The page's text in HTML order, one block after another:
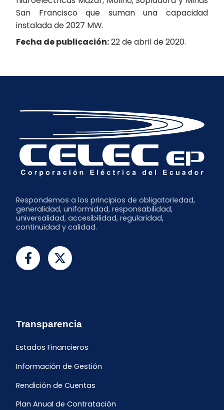
San Francisco que suman una capacidad
instalada de 2027 MW.
Fecha de publicación:22 de abril de 2020.
Respondemos a los principios de obligatoriedad,
generalidad, uniformidad, responsabilidad,
universalidad, accesibilidad, regularidad,
continuidad y calidad.
Transparencia
Estados Financieros
Información de Gestión
Rendición de Cuentas
Plan Anual de Contratación